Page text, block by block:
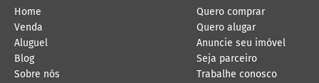
Home
Venda
Aluguel
Blog
Sobre nós
Quero comprar
Quero alugar
Anuncie seu imóvel
Seja parceiro
Trabalhe conosco